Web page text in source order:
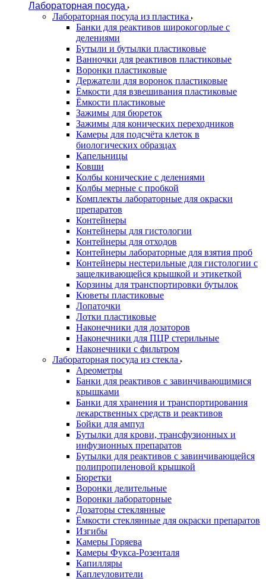
Лабораторная посуда
Лабораторная посуда из пластика
Банки для реактивов широкогорлые с
делениями
Бутыли и бутылки пластиковые
Ванночки для реактивов пластиковые
Воронки пластиковые
Держатели для воронок пластиковые
Ёмкости для взвешивания пластиковые
Ёмкости пластиковые
Зажимы для бюреток
Зажимы для конических переходников
Камеры для подсчёта клеток в
биологических образцах
Капельницы
Ковши
Колбы конические с делениями
Колбы мерные с пробкой
Комплекты лабораторные для окраски
препаратов
Контейнеры
Контейнеры для гистологии
Контейнеры для отходов
Контейнеры лабораторные для взятия проб
Контейнеры нестерильные для гистологии с
защелкивающейся крышкой и этикеткой
Корзины для транспортировки бутылок
Кюветы пластиковые
Лопаточки
Лотки пластиковые
Наконечники для дозаторов
Наконечники для ПЦР стерильные
Наконечники с фильтром
Лабораторная посуда из стекла
Ареометры
Банки для реактивов с завинчивающимися
крышками
Банки для хранения и транспортирования
лекарственных средств и реактивов
Бойки для ампул
Бутылки для крови, трансфузионных и
инфузионных препаратов
Бутылки для реактивов с завинчивающейся
полипропиленовой крышкой
Бюретки
Воронки делительные
Воронки лабораторные
Дозаторы стеклянные
Ёмкости стеклянные для окраски препаратов
Изгибы
Камеры Горяева
Камеры Фукса-Розенталя
Капилляры
Каплеуловители